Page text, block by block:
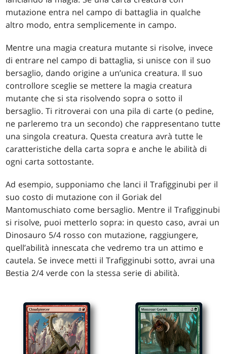
mutazione entra nel campo di battaglia in qualche
altro modo, entra semplicemente in campo.
Mentre una magia creatura mutante si risolve, invece
di entrare nel campo di battaglia, si unisce con il suo
bersaglio, dando origine a un’unica creatura. Il suo
controllore sceglie se mettere la magia creatura
mutante che si sta risolvendo sopra o sotto il
bersaglio. Ti ritroverai con una pila di carte (o pedine,
ne parleremo tra un secondo) che rappresentano tutte
una singola creatura. Questa creatura avrà tutte le
caratteristiche della carta sopra e anche le abilità di
ogni carta sottostante.
Ad esempio, supponiamo che lanci il Trafigginubi per il
suo costo di mutazione con il Goriak del
Mantomuschiato come bersaglio. Mentre il Trafigginubi
si risolve, puoi metterlo sopra: in questo caso, avrai un
Dinosauro 5/4 rosso con mutazione, raggiungere,
quell’abilità innescata che vedremo tra un attimo e
cautela. Se invece metti il Trafigginubi sotto, avrai una
Bestia 2/4 verde con la stessa serie di abilità.